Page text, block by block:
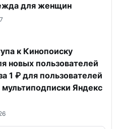
для женщин
к Кинопоиску
новых пользователей
1 ₽ для пользователей
мультиподписки Яндекс